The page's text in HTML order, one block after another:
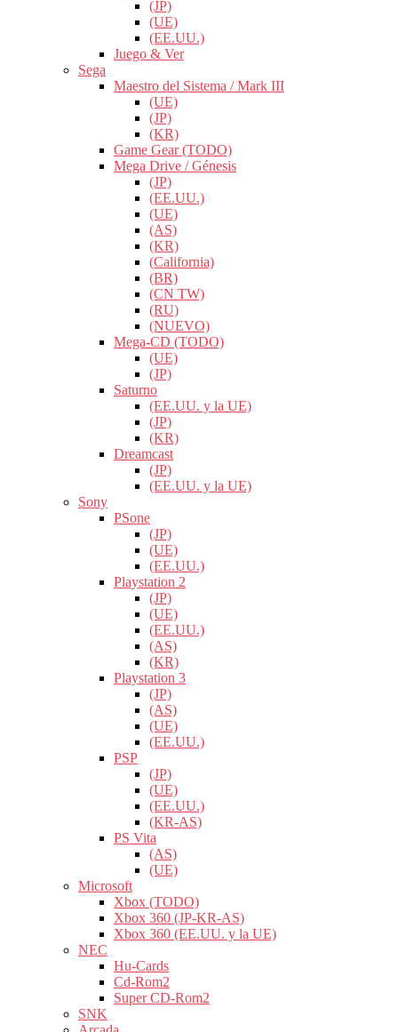
(JP)
(UE)
(EE.UU.)
Juego & Ver
Sega
Maestro del Sistema / Mark III
(UE)
(JP)
(KR)
Game Gear (TODO)
Mega Drive / Génesis
(JP)
(EE.UU.)
(UE)
(AS)
(KR)
(California)
(BR)
(CN TW)
(RU)
(NUEVO)
Mega-CD (TODO)
(UE)
(JP)
Saturno
(EE.UU. y la UE)
(JP)
(KR)
Dreamcast
(JP)
(EE.UU. y la UE)
Sony
PSone
(JP)
(UE)
(EE.UU.)
Playstation 2
(JP)
(UE)
(EE.UU.)
(AS)
(KR)
Playstation 3
(JP)
(AS)
(UE)
(EE.UU.)
PSP
(JP)
(UE)
(EE.UU.)
(KR-AS)
PS Vita
(AS)
(UE)
Microsoft
Xbox (TODO)
Xbox 360 (JP-KR-AS)
Xbox 360 (EE.UU. y la UE)
NEC
Hu-Cards
Cd-Rom2
Super CD-Rom2
SNK